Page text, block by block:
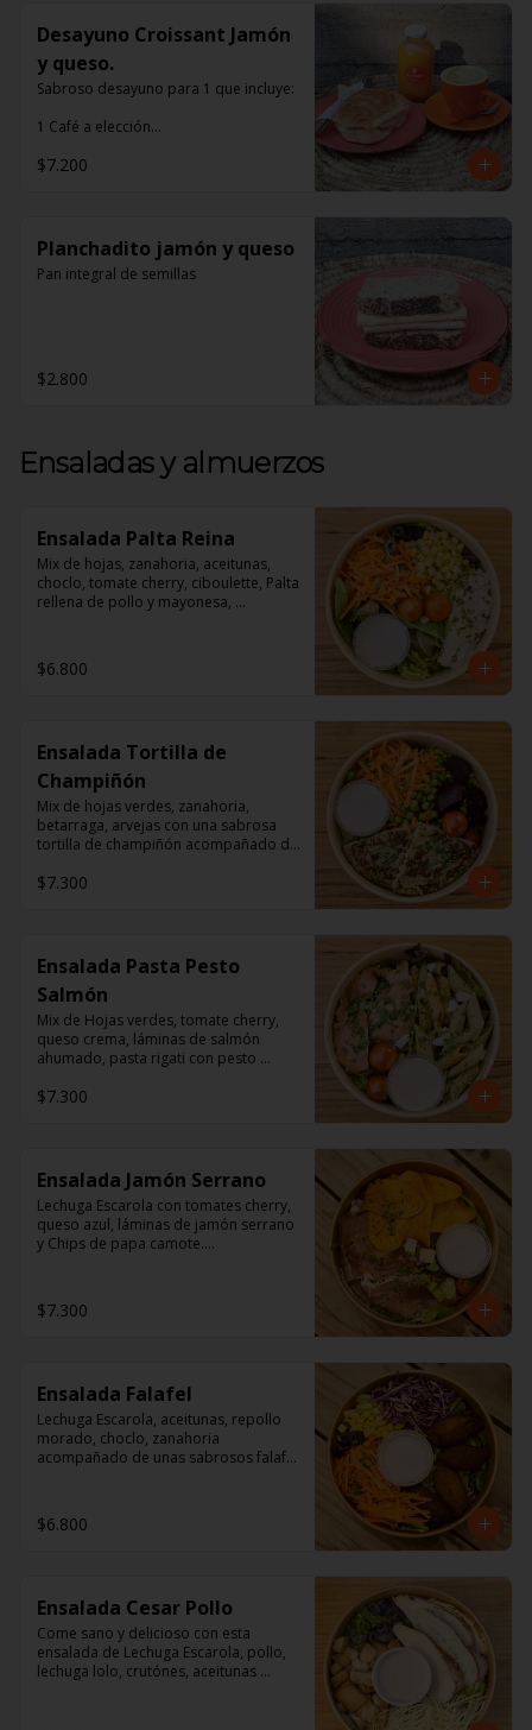
Desayuno Croissant Jamón
y queso.
Sabroso desayuno para 1 que incluye:
1 Café a elección
1 Jugo de Naranja Recién exprimido
$7.200
Planchadito jamón y queso
Pan integral de semillas
$2.800
Ensaladas y almuerzos
Ensalada Palta Reina
Mix de hojas, zanahoria, aceitunas,
choclo, tomate cherry, ciboulette, Palta
rellena de pollo y mayonesa,
cúrcuma, comino y pimienta.
$6.800
Ensalada Tortilla de
Champiñón
Mix de hojas verdes, zanahoria,
betarraga, arvejas con una sabrosa
tortilla de champiñón acompañado de
limón, sal, cúrcuma, comino y
$7.300
Ensalada Pasta Pesto
Salmón
Mix de Hojas verdes, tomate cherry,
queso crema, láminas de salmón
ahumado, pasta rigati con pesto
mayonesa, jugo de limón, sal,
$7.300
Ensalada Jamón Serrano
Lechuga Escarola con tomates cherry,
queso azul, láminas de jamón serrano
y Chips de papa camote.
$7.300
Ensalada Falafel
Lechuga Escarola, aceitunas, repollo
morado, choclo, zanahoria
acompañado de unas sabrosos falafel
Aderezo a base de mayonesa.
$6.800
Ensalada Cesar Pollo
Come sano y delicioso con esta
ensalada de Lechuga Escarola, pollo,
lechuga lolo, crutónes, aceitunas